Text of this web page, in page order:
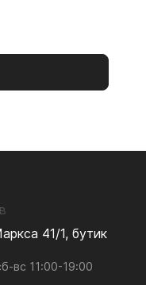
41/1, бутик
вс 11:00-19:00